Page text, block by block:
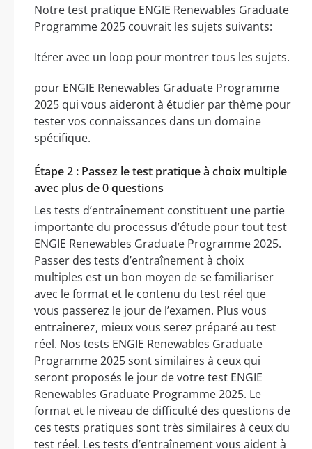
Notre test pratique ENGIE Renewables Graduate
Programme 2025 couvrait les sujets suivants:
Itérer avec un loop pour montrer tous les sujets.
pour ENGIE Renewables Graduate Programme
2025 qui vous aideront à étudier par thème pour
tester vos connaissances dans un domaine
spécifique.
Étape 2 : Passez le test pratique à choix multiple
avec plus de 0 questions
Les tests d’entraînement constituent une partie
importante du processus d’étude pour tout test
ENGIE Renewables Graduate Programme 2025.
Passer des tests d’entraînement à choix
multiples est un bon moyen de se familiariser
avec le format et le contenu du test réel que
vous passerez le jour de l’examen. Plus vous
entraînerez, mieux vous serez préparé au test
réel. Nos tests ENGIE Renewables Graduate
Programme 2025 sont similaires à ceux qui
seront proposés le jour de votre test ENGIE
Renewables Graduate Programme 2025. Le
format et le niveau de difficulté des questions de
ces tests pratiques sont très similaires à ceux du
test réel. Les tests d’entraînement vous aident à